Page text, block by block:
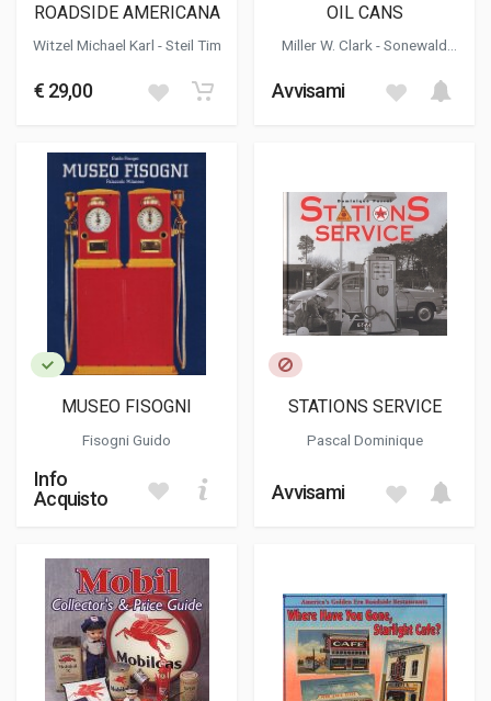
ROADSIDE AMERICANA
Witzel Michael Karl - Steil Tim
€ 29,00
OIL CANS
Miller W. Clark - Sonewald
Avvisami
MUSEO FISOGNI
Fisogni Guido
Info
Acquisto
STATIONS SERVICE
Pascal Dominique
Avvisami